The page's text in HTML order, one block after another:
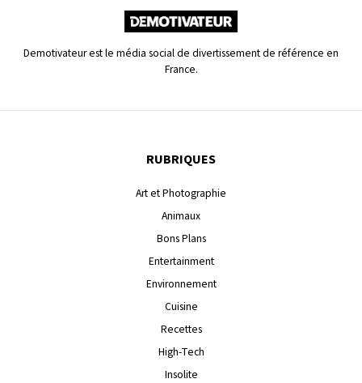
Demotivateur est le média social de divertissement de référence en
France.
RUBRIQUES
Art et Photographie
Animaux
Bons Plans
Entertainment
Environnement
Cuisine
Recettes
High-Tech
Insolite